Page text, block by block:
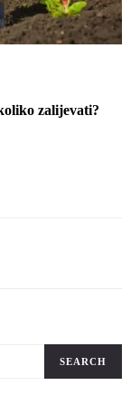
zalijevati?
SEARCH